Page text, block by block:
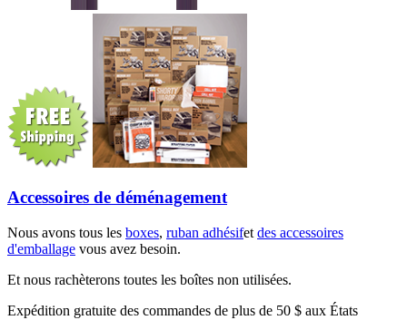
Accessoires de déménagement
Nous avons tous les boxes, ruban adhésifet des accessoires
d'emballage vous avez besoin.
Et nous rachèterons toutes les boîtes non utilisées.
Expédition gratuite des commandes de plus de 50 $ aux États